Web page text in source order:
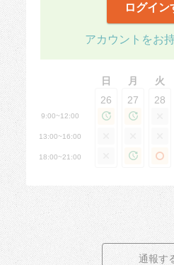
ログイン
アカウントをお
日 月 火
9:00~12:00
13:00~16:00
18:00~21:00
26 27 28
通報す